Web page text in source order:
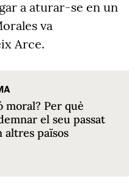
a aturar-se en un
va
Arce.
moral? Per què
el seu passat
altres països